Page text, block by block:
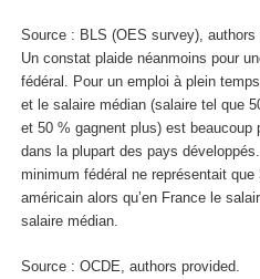
Source : BLS (OES survey), authors
Un constat plaide néanmoins pour
fédéral. Pour un emploi à plein
et le salaire médian (salaire tel que
et 50 % gagnent plus) est
dans la plupart des pays
minimum fédéral ne représentait
américain alors qu’en France le
salaire médian.
Source : OCDE, authors provided.